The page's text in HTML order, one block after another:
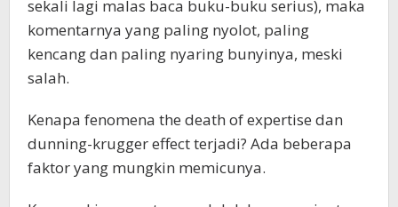
sekali lagi malas baca buku-buku serius), maka
komentarnya yang paling nyolot, paling
kencang dan paling nyaring bunyinya, meski
salah.
Kenapa fenomena the death of expertise dan
dunning-krugger effect terjadi? Ada beberapa
faktor yang mungkin memicunya.